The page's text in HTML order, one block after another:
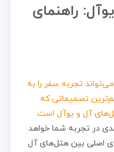
راهنمای
تجربه سفر را به
تصمیماتی که
آل و یوآل است.
در تجربه شما خواهد
اصلی بین هتل‌های آل